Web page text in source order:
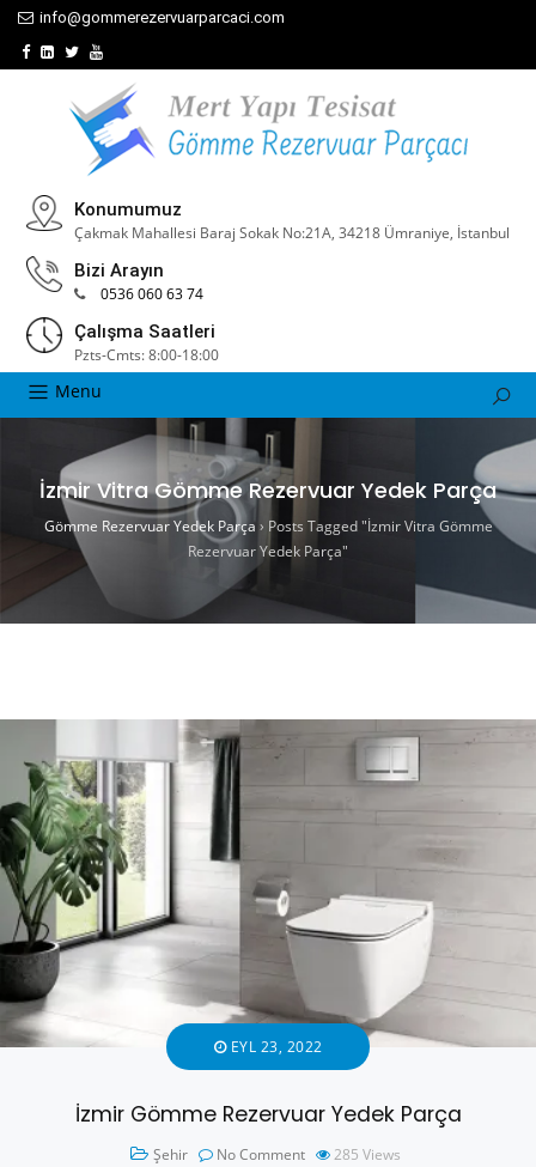
info@gommerezervuarparcaci.com
Konumumuz
Çakmak Mahallesi Baraj Sokak No:21A, 34218 Ümraniye, İstanbul
Bizi Arayın
0536 060 63 74
Çalışma Saatleri
Pzts-Cmts: 8:00-18:00
Menu
İzmir Vitra Gömme Rezervuar Yedek Parça
Gömme Rezervuar Yedek Parça › Posts Tagged "İzmir Vitra Gömme
Rezervuar Yedek Parça"
EYL 23, 2022
İzmir Gömme Rezervuar Yedek Parça
Şehir No Comment 285 Views